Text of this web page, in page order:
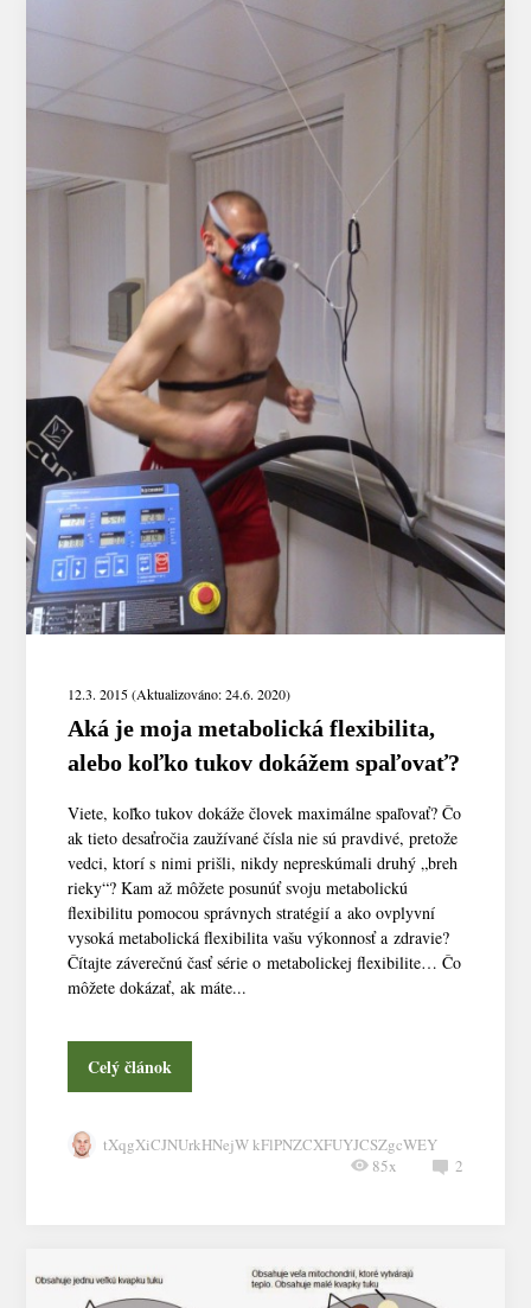
12.3. 2015 (Aktualizováno: 24.6. 2020)
Aká je moja metabolická flexibilita,
alebo koľko tukov dokážem spaľovať?
Viete, koľko tukov dokáže človek maximálne spaľovať? Čo
ak tieto desaťročia zaužívané čísla nie sú pravdivé, pretože
vedci, ktorí s nimi prišli, nikdy nepreskúmali druhý „breh
rieky“? Kam až môžete posunúť svoju metabolickú
flexibilitu pomocou správnych stratégií a ako ovplyvní
vysoká metabolická flexibilita vašu výkonnosť a zdravie?
Čítajte záverečnú časť série o metabolickej flexibilite… Čo
môžete dokázať, ak máte...
Celý článok
tXqgXiCJNUrkHNejW kFlPNZCXFUYJCSZgcWEY
2
85x